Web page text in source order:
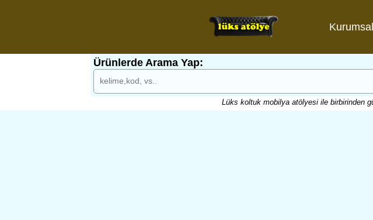
Kurumsal
Ürünlerde Arama Yap:
Lüks koltuk mobilya atölyesi ile birbirinden